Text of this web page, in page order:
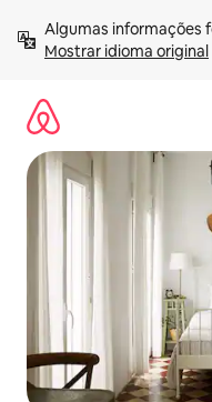
para
Mostrar idioma original